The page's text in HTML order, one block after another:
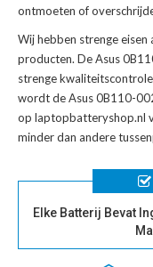
ontmoeten of
Wij hebben strenge eisen
producten. DeAsus
strenge
wordt deAsus 0B110-
op laptopbatteryshop.nl
minder dan andere
Elke Batterij Bevat